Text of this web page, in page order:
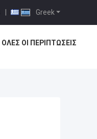
Greek
|
ΌΛΕΣ ΟΙ ΠΕΡΙΠΤΏΣΕΙΣ